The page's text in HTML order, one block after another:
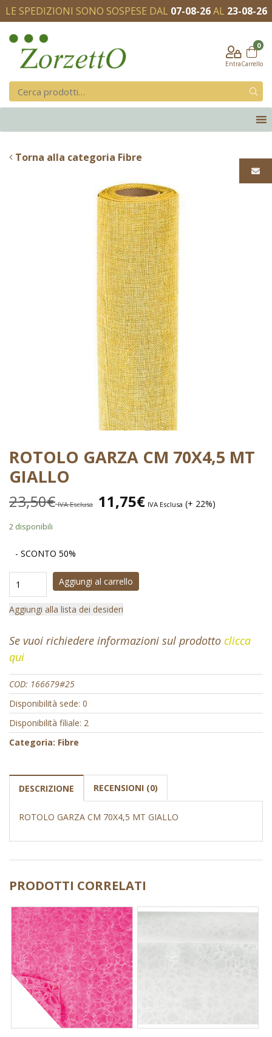
LE SPEDIZIONI SONO SOSPESE DAL 07-08-26AL 23-08-26
Entra
0
Carrello
Torna alla categoria Fibre
ROTOLO GARZA CM 70X4,5 MT
GIALLO
23,50€ IVA Esclusa 11,75€ IVA Esclusa (+ 22%)
2 disponibili
- SCONTO 50%
Aggiungi al carrello
Aggiungi alla lista dei desideri
Se vuoi richiedere informazioni sul prodotto clicca
qui
COD: 166679#25
Disponibilità sede: 0
Disponibilità filiale: 2
Categoria: Fibre
DESCRIZIONE RECENSIONI (0)
ROTOLO GARZA CM 70X4,5 MT GIALLO
PRODOTTI CORRELATI